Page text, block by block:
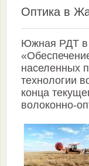
Оптика в
Южная РДТ в
населенных
технологии
конца
волоконно-